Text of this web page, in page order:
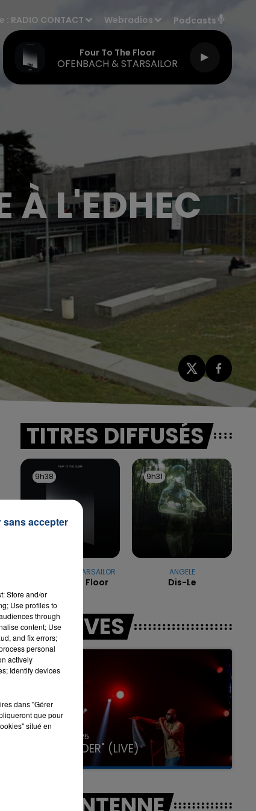
: RADIO CONTACT Webradios Podcasts
Four To The Floor
OFENBACH & STARSAILOR
LA TEAM DU WEEK-END
À L'EDHEC
TITRES DIFFUSÉS
9h38
9h38
OFENBACH & STARSAILOR
Four To The Floor
9h31
9h31
ANGELE
Dis-Le
LES LIVES
31 janvier 2025
GIMS "SPIDER" (LIVE)
Store and/or
Use profiles to
through
content; Use
and fix errors;
personal
actively
Identify devices
dans "Gérer
que pour
situé en
sans accepter